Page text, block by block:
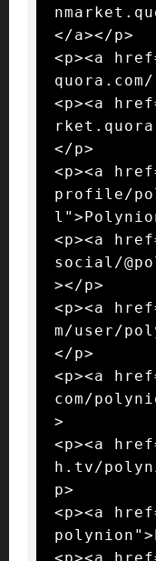
</a></p>
<p><a
<p><a
</p>
<p><a
profile/
<p><a
social/
></p>
<p><a
m/user/
</p>
<p><a
com/
>
<p><a
h.tv/
p>
<p><a